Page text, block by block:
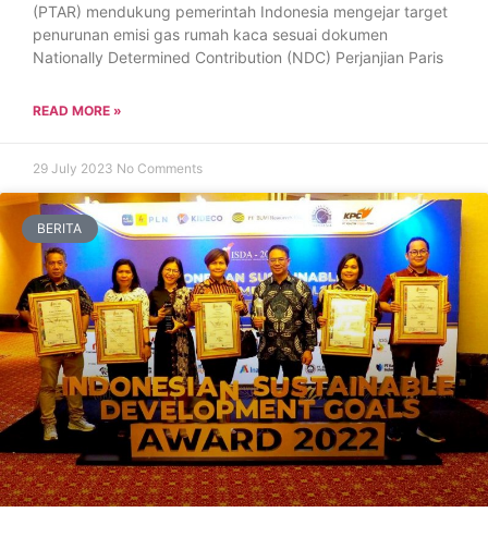
(PTAR) mendukung pemerintah Indonesia mengejar target
penurunan emisi gas rumah kaca sesuai dokumen
Nationally Determined Contribution (NDC) Perjanjian Paris
READ MORE »
29 July 2023 No Comments
BERITA